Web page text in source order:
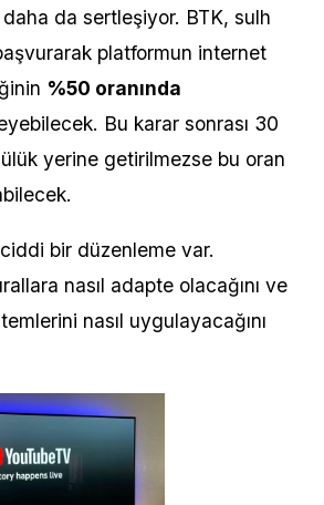
da sertleşiyor. BTK, sulh
platformun internet
%50 oranında
Bu karar sonrası 30
yerine getirilmezse bu oran
bir düzenleme var.
nasıl adapte olacağını ve
nasıl uygulayacağını